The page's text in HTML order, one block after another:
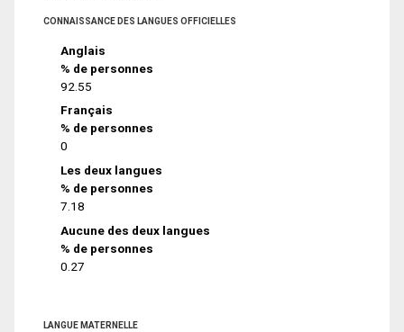
CONNAISSANCE DES LANGUES OFFICIELLES
Anglais
% de personnes
92.55
Français
% de personnes
0
Les deux langues
% de personnes
7.18
Aucune des deux langues
% de personnes
0.27
LANGUE MATERNELLE